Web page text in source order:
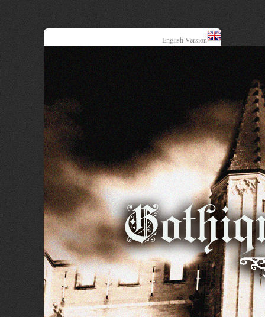
English Version